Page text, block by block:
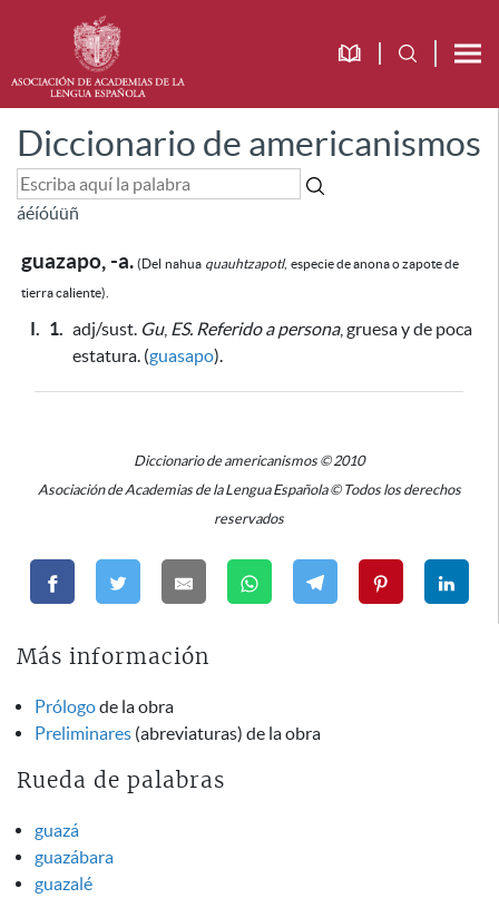
Diccionario de americanismos
áéíóúüñ
guazapo, -a. (Del nahua quauhtzapotl, especie de anona o zapote de
tierra caliente).
I. 1. adj/sust. Gu, ES. Referido a persona, gruesa y de poca
estatura. (guasapo).
Diccionario de americanismos © 2010
Asociación de Academias de la Lengua Española © Todos los derechos
reservados
Más información
Prólogode la obra
Preliminares (abreviaturas) de la obra
Rueda de palabras
guazá
guazábara
guazalé